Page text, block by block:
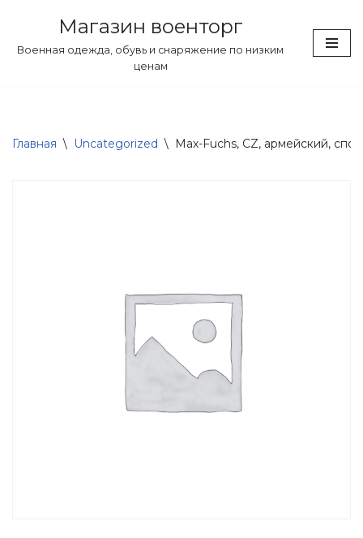
Перейти
Магазин военторг
Военная одежда, обувь и снаряжение по низким
ценам
Главная \ Uncategorized \ Max-Fuchs, CZ, армейский,